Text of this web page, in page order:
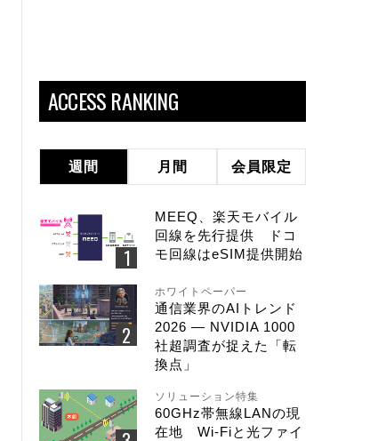
ACCESS RANKING
週間 月間 会員限定
MEEQ、楽天モバイル
回線を先行提供 ドコ
モ回線はeSIM提供開始
ホワイトペーパー
通信業界のAIトレンド
2026 ― NVIDIA 1000
社超調査が捉えた「転
換点」
ソリューション特集
60GHz帯無線LANの現
在地 Wi-Fiと光ファイ